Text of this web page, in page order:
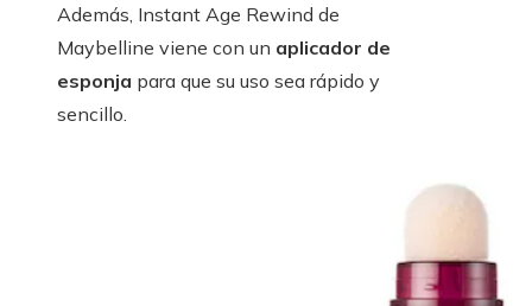
Además, Instant Age Rewind de
Maybelline viene con un aplicador de
esponja para que su uso sea rápido y
sencillo.